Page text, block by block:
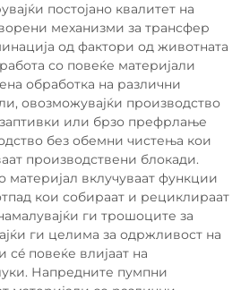
постојано квалитет на
механизми за трансфер
од фактори од животната
со повеќе материјали
обработка на различни
овозможувајќи производство
или брзо префрлање
без обемни чистења кои
производствени блокади.
материјал вклучуваат функции
кои собираат и рециклираат
ги трошоците за
ги целима за одржливост на
повеќе влијаат на
Напредните пумпни